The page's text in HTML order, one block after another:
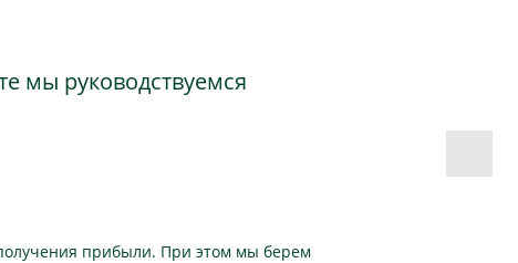
мы руководствуемся
прибыли. При этом мы берем